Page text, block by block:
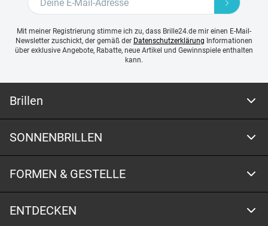
Mit meiner Registrierung stimme ich zu, dass Brille24.de mir einen E-Mail-
Newsletter zuschickt, der gemäß der Datenschutzerklärung Informationen
über exklusive Angebote, Rabatte, neue Artikel und Gewinnspiele enthalten
kann.
Brillen
SONNENBRILLEN
FORMEN & GESTELLE
ENTDECKEN